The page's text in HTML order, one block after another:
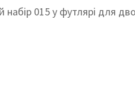
набір 015 у футлярі для